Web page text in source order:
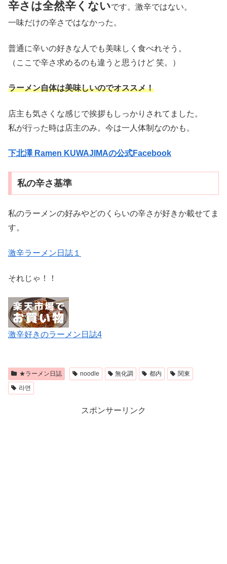
辛さは全然辛くないです。激辛ではない。
一味だけの辛さではなかった。
普通に辛いの好きな人でも美味しく食べれそう。
（ここで辛さ求めるのも違うと思うけど 笑。）
ラーメン自体は美味しいのでオススメ！
店主も気さくな感じで挨拶もしっかりされてました。
私が行った時は店主のみ。今は一人体制なのかも。
下北澤 Ramen KUWAJIMAの公式Facebook
私の辛さ基準
私のラーメンの好みやどのくらいの辛さが好きか載せてま
す。
激辛ラーメン日誌１
それじゃ！！
激辛好きのラーメン日誌4
★ラーメン日誌 noodle 無化調 都内
関東
라면
スポンサーリンク